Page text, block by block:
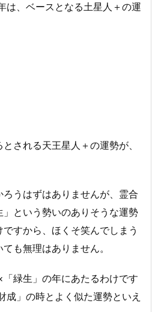
は、ベースとなる土星人＋の運
される天王星人＋の運勢が、
ろうはずはありませんが、霊合
という勢いのありそうな運勢
すから、ほくそ笑んでしまう
も無理はありません。
緑生」の年にあたるわけです
」の時とよく似た運勢といえ